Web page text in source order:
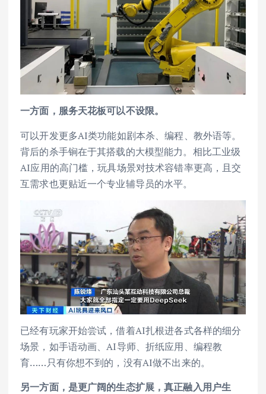
一方面，服务天花板可以不设限。
可以开发更多AI类功能如剧本杀、编程、教外语等。
背后的杀手锏在于其搭载的大模型能力。相比工业级
AI应用的高门槛，玩具场景对技术容错率更高，且交
互需求也更贴近一个专业辅导员的水平。
已经有玩家开始尝试，借着AI扎根进各式各样的细分
场景，如手语动画、AI导师、折纸应用、编程教
育……只有你想不到的，没有AI做不出来的。
另一方面，是更广阔的生态扩展，真正融入用户生